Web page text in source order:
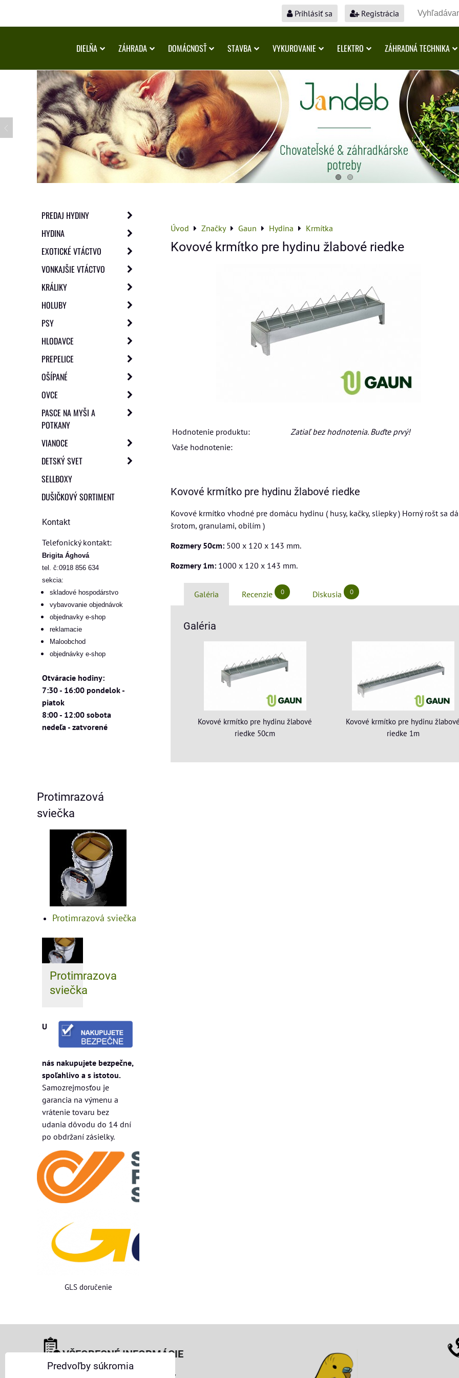
Prihlásiť sa Registrácia
DIELŇA ZÁHRADA DOMÁCNOSŤ STAVBA VYKUROVANIE ELEKTRO ZÁHRADNÁ TECHNIKA
Úvod Značky Gaun Hydina Krmítka
Kovové krmítko pre hydinu žlabové riedke
Hodnotenie produktu:
Zatiaľ bez hodnotenia. Buďte prvý!
Vaše hodnotenie:
Kovové krmítko pre hydinu žlabové riedke
Kovové krmítko vhodné pre domácu hydinu ( husy, kačky, sliepky ) Horný rošt sa
šrotom, granulami, obilím )
Rozmery 50cm: 500 x 120 x 143 mm.
Rozmery 1m: 1000 x 120 x 143 mm.
Galéria Recenzie 0 Diskusia 0
Galéria
Kovové krmítko pre hydinu žlabové
riedke 50cm
Kovové krmítko pre hydinu
riedke 1m
PREDAJ HYDINY
HYDINA
EXOTICKÉ VTÁCTVO
VONKAJŠIE VTÁCTVO
KRÁLIKY
HOLUBY
PSY
HLODAVCE
PREPELICE
OŠÍPANÉ
OVCE
PASCE NA MYŠI A
POTKANY
VIANOCE
DETSKÝ SVET
SELLBOXY
DUŠIČKOVÝ SORTIMENT
Kontakt
Telefonický kontakt:
Brigita Ághová
tel. č:0918 856 634
sekcia:
skladové hospodárstvo
vybavovanie objednávok
objednavky e-shop
reklamacie
Maloobchod
objednávky e-shop
Otváracie hodiny:
7:30 - 16:00 pondelok -
piatok
8:00 - 12:00 sobota
nedeľa - zatvorené
Protimrazová
sviečka
Protimrazová sviečka
Protimrazova
sviečka
U
nás nakupujete bezpečne,
spoľahlivo a s istotou.
Samozrejmosťou je
garancia na výmenu a
vrátenie tovaru bez
udania dôvodu do 14 dní
po obdržaní zásielky.
GLS doručenie
VŠEOBECNÉ INFORMÁCIE
Obchodné podmienky pre osoby
Predvoľby súkromia